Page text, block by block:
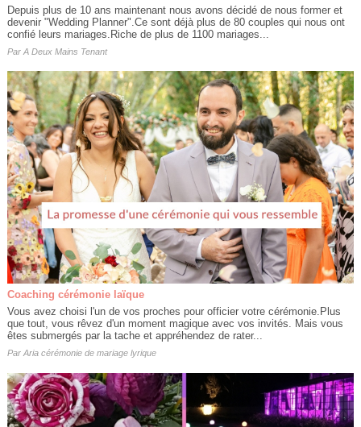
Depuis plus de 10 ans maintenant nous avons décidé de nous former et
devenir "Wedding Planner".Ce sont déjà plus de 80 couples qui nous ont
confié leurs mariages.Riche de plus de 1100 mariages...
Par A Deux Mains Tenant
Coaching cérémonie laïque
Vous avez choisi l'un de vos proches pour officier votre cérémonie.Plus
que tout, vous rêvez d'un moment magique avec vos invités. Mais vous
êtes submergés par la tache et appréhendez de rater...
ParAria cérémonie de mariage lyrique